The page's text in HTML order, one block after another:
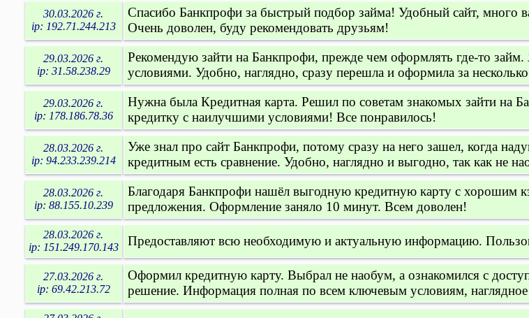
30.03.2026 г.
ip: 192.71.244.213
Спасибо Банкпрофи за быстрый подбор займа! Удобный сайт, много
Очень доволен, буду рекомендовать друзьям!
29.03.2026 г.
ip: 31.58.238.29
Рекомендую зайти на Банкпрофи, прежде чем оформлять где-то
условиями. Удобно, наглядно, сразу перешла и оформила за
29.03.2026 г.
ip: 178.186.78.36
Нужна была Кредитная карта. Решил по советам знакомых зайти на
кредитку с наилучшими условиями! Все понравилось!
28.03.2026 г.
ip: 94.233.239.214
Уже знал про сайт Банкпрофи, потому сразу на него зашел, когда
кредитным есть сравнение. Удобно, наглядно и выгодно, так как не
28.03.2026 г.
ip: 88.155.10.239
Благодаря Банкпрофи нашёл выгодную кредитную карту с хорошим
предложения. Оформление заняло 10 минут. Всем доволен!
28.03.2026 г.
ip: 151.249.170.143
Предоставляют всю необходимую и актуальную информацию.
27.03.2026 г.
ip: 69.42.213.72
Оформил кредитную карту. Выбрал не наобум, а ознакомился с
решение. Информация полная по всем ключевым условиям,